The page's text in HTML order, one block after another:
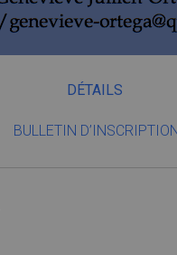
DÉTAILS
BULLETIN